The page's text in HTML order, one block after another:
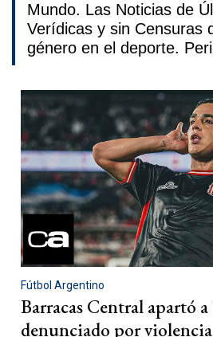
Mundo. Las Noticias de
Verídicas y sin Censuras
género en el deporte.
Fútbol Argentino
Barracas Central apartó
denunciado por